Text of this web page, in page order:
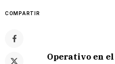
COMPARTIR
Operativo en